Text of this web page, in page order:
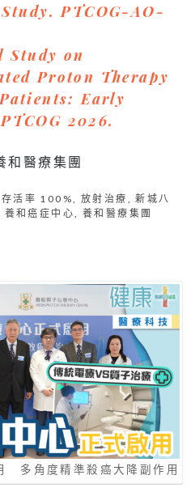
PTCOG-AO-
Study on
Proton Therapy
Early
2026.
和醫療集團
存活率 100% 放射治療 ,新城八
養和癌症中心 養和醫療集團
多角度精準殺癌大降副作用